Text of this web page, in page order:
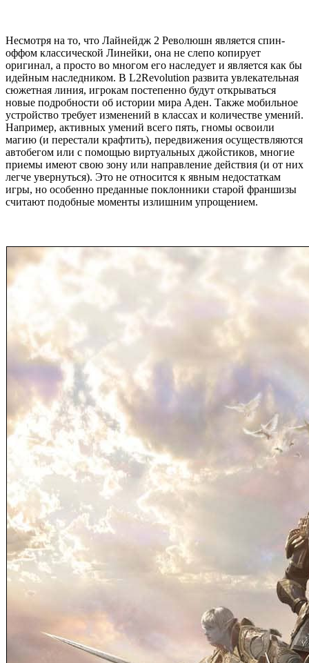
Несмотря на то, что Лайнейдж 2 Революшн является спин-
оффом классической Линейки, она не слепо копирует
оригинал, а просто во многом его наследует и является как бы
идейным наследником. В L2Revolution развита увлекательная
сюжетная линия, игрокам постепенно будут открываться
новые подробности об истории мира Аден. Также мобильное
устройство требует изменений в классах и количестве умений.
Например, активных умений всего пять, гномы освоили
магию (и перестали крафтить), передвижения осуществляются
автобегом или с помощью виртуальных джойстиков, многие
приемы имеют свою зону или направление действия (и от них
легче увернуться). Это не относится к явным недостаткам
игры, но особенно преданные поклонники старой франшизы
считают подобные моменты излишним упрощением.